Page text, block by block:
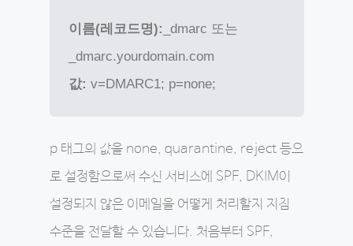
이름(레코드명): _dmarc 또는
_dmarc.yourdomain.com
값: v=DMARC1; p=none;
p 태그의 값을 none, quarantine, reject 등으
로 설정함으로써 수신 서비스에 SPF, DKIM이
설정되지 않은 이메일을 어떻게 처리할지 지침
수준을 전달할 수 있습니다. 처음부터 SPF,